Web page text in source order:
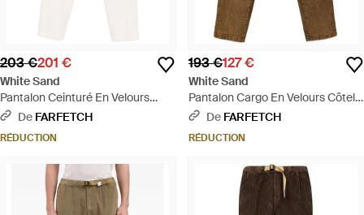
203 €201 €
White Sand
Pantalon Ceinturé En Velours
Côtelé - Blanc
De FARFETCH
RÉDUCTION
193 €127 €
White Sand
Pantalon Cargo En Velours Côtelé
Ceinturé - Marron
De FARFETCH
RÉDUCTION